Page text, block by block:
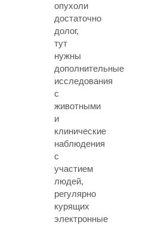
опухоли
достаточно
долог,
тут
нужны
дополнительные
исследования
с
животными
и
клинические
наблюдения
с
участием
людей,
регулярно
курящих
электронные